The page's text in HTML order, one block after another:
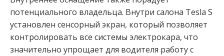
потенциального владельца. Внутри салона Tesla S
установлен сенсорный экран, который позволяет
контролировать все системы электрокара, что
значительно упрощает для водителя работу с